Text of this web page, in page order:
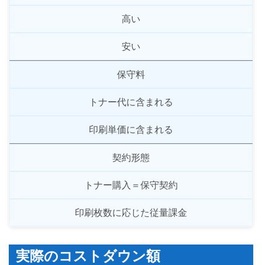
高い
安い
保守料
トナー代に含まれる
印刷単価に含まれる
契約形態
トナー購入＝保守契約
印刷枚数に応じた従量課金
実際のコストダウン額